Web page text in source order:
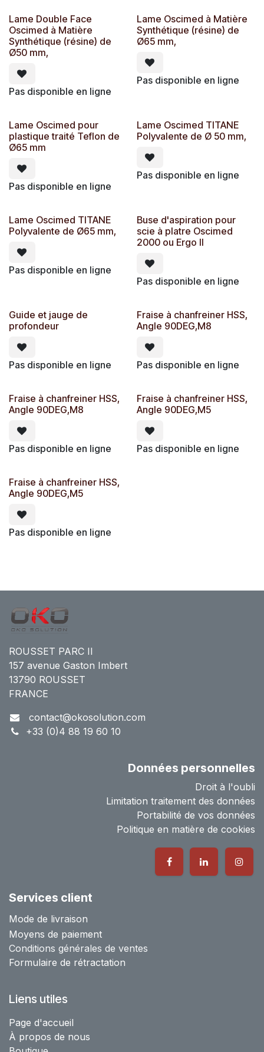
Lame Double Face
Oscimed à Matière
Synthétique (résine) de
Ø50 mm,
Pas disponible en ligne
Lame Oscimed à Matière
Synthétique (résine) de
Ø65 mm,
Pas disponible en ligne
Lame Oscimed pour
plastique traité Teflon de
Ø65 mm
Pas disponible en ligne
Lame Oscimed TITANE
Polyvalente de Ø 50 mm,
Pas disponible en ligne
Lame Oscimed TITANE
Polyvalente de Ø65 mm,
Pas disponible en ligne
Buse d'aspiration pour
scie à platre Oscimed
2000 ou Ergo II
Pas disponible en ligne
Guide et jauge de
profondeur
Pas disponible en ligne
Fraise à chanfreiner HSS,
Angle 90DEG,M8
Pas disponible en ligne
Fraise à chanfreiner HSS,
Angle 90DEG,M8
Pas disponible en ligne
Fraise à chanfreiner HSS,
Angle 90DEG,M5
Pas disponible en ligne
Fraise à chanfreiner HSS,
Angle 90DEG,M5
Pas disponible en ligne
ROUSSET PARC II
157 avenue Gaston Imbert
13790 ROUSSET
FRANCE
contact@okosolution.com
+33 (0)4 88 19 60 10
Données personnelles
Droit à l'oubli
Limitation traitement des données
Portabilité de vos données
Politique en matière de cookies
Services client
Mode de livraison
Moyens de paiement
Conditions générales de ventes
Formulaire de rétractation
Liens utiles
Page d'accueil
À propos de nous